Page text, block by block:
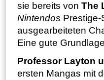
sie bereits von The
Nintendos Prestige-
ausgearbeiteten
Eine gute
Professor Layton
ersten Mangas mit